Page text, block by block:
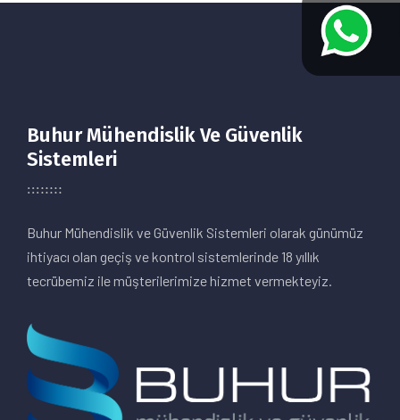
Buhur Mühendislik Ve Güvenlik
Sistemleri
Buhur Mühendislik ve Güvenlik Sistemleri olarak günümüz
ihtiyacı olan geçiş ve kontrol sistemlerinde 18 yıllık
tecrübemiz ile müşterilerimize hizmet vermekteyiz.